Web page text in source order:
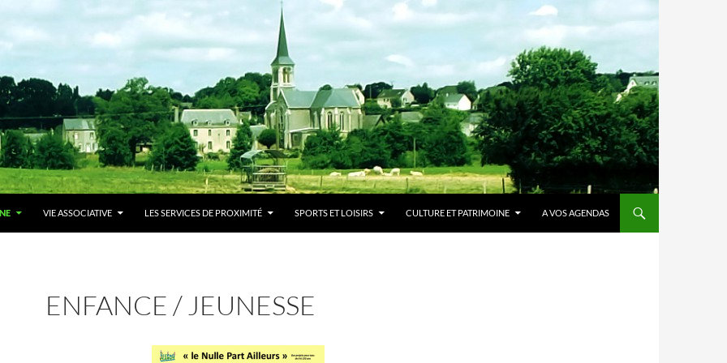
VIE ASSOCIATIVE LES SERVICES DE PROXIMITÉ SPORTS ET LOISIRS CULTURE ET PATRIMOINE A VOS AGENDAS
ENFANCE / JEUNESSE